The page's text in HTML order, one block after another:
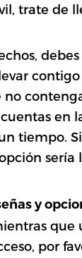
trate de
en
tiempo.
sería
y
por